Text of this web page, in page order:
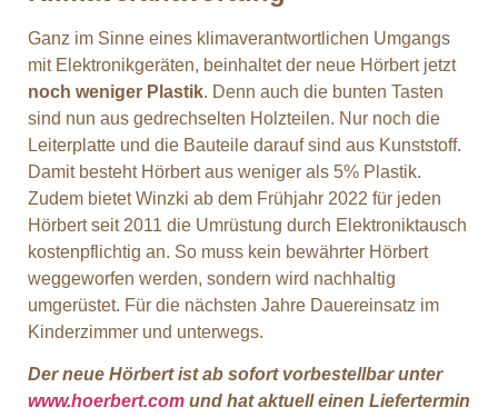
Ganz im Sinne eines klimaverantwortlichen Umgangs
mit Elektronikgeräten, beinhaltet der neue Hörbert jetzt
noch weniger Plastik. Denn auch die bunten Tasten
sind nun aus gedrechselten Holzteilen. Nur noch die
Leiterplatte und die Bauteile darauf sind aus Kunststoff.
Damit besteht Hörbert aus weniger als 5% Plastik.
Zudem bietet Winzki ab dem Frühjahr 2022 für jeden
Hörbert seit 2011 die Umrüstung durch Elektroniktausch
kostenpflichtig an. So muss kein bewährter Hörbert
weggeworfen werden, sondern wird nachhaltig
umgerüstet. Für die nächsten Jahre Dauereinsatz im
Kinderzimmer und unterwegs.
Der neue Hörbert ist ab sofort vorbestellbar unter
www.hoerbert.com und hat aktuell einen Liefertermin